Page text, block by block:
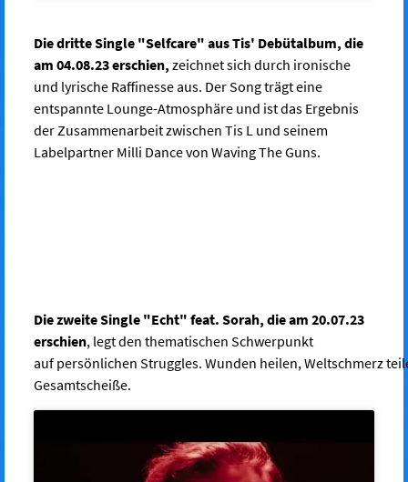
Die dritte Single "Selfcare" aus Tis' Debütalbum, die
am 04.08.23 erschien, zeichnet sich durch ironische
und lyrische Raffinesse aus. Der Song trägt eine
entspannte Lounge-Atmosphäre und ist das Ergebnis
der Zusammenarbeit zwischen Tis L und seinem
Labelpartner Milli Dance von Waving The Guns.
Die zweite Single "Echt" feat. Sorah, die am 20.07.23
erschien, legt den thematischen Schwerpunkt
auf persönlichen Struggles. Wunden heilen, Weltschmerz
Gesamtscheiße.